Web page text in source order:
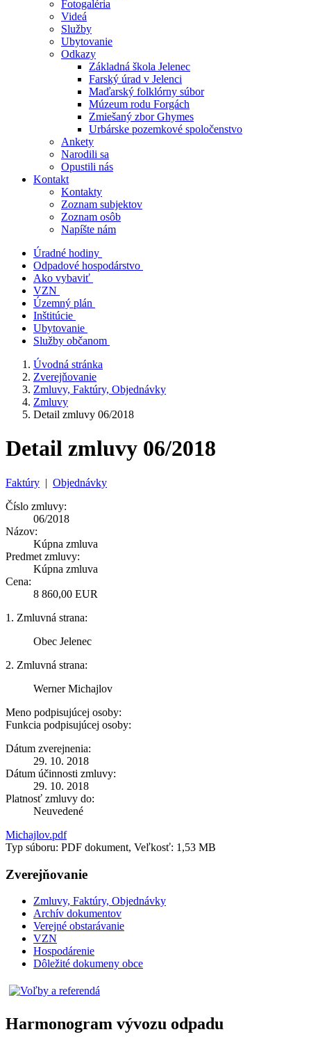
Fotogaléria
Videá
Služby
Ubytovanie
Odkazy
Základná škola Jelenec
Farský úrad v Jelenci
Maďarský folklórny súbor
Múzeum rodu Forgách
Zmiešaný zbor Ghymes
Urbárske pozemkové spoločenstvo
Ankety
Narodili sa
Opustili nás
Kontakt
Kontakty
Zoznam subjektov
Zoznam osôb
Napíšte nám
Úradné hodiny
Odpadové hospodárstvo
Ako vybaviť
VZN
Územný plán
Inštitúcie
Ubytovanie
Služby občanom
Úvodná stránka
Zverejňovanie
Zmluvy, Faktúry, Objednávky
Zmluvy
Detail zmluvy 06/2018
Detail zmluvy 06/2018
Faktúry | Objednávky
Číslo zmluvy:
06/2018
Názov:
Kúpna zmluva
Predmet zmluvy:
Kúpna zmluva
Cena:
8 860,00 EUR
1. Zmluvná strana:
Obec Jelenec
2. Zmluvná strana:
Werner Michajlov
Meno podpisujúcej osoby:
Funkcia podpisujúcej osoby:
Dátum zverejnenia:
29. 10. 2018
Dátum účinnosti zmluvy:
29. 10. 2018
Platnosť zmluvy do:
Neuvedené
Michajlov.pdf
Typ súboru: PDF dokument, Veľkosť: 1,53 MB
Zverejňovanie
Zmluvy, Faktúry, Objednávky
Archív dokumentov
Verejné obstarávanie
VZN
Hospodárenie
Dôležité dokumeny obce
Harmonogram vývozu odpadu